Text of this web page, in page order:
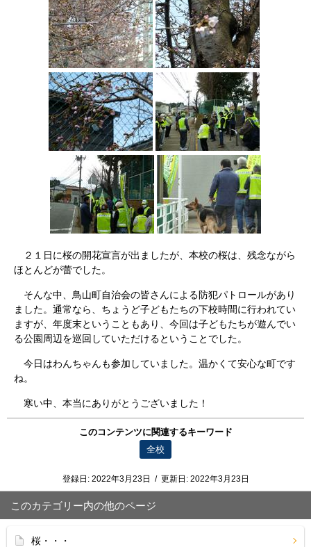
２１日に桜の開花宣言が出ましたが、本校の桜は、残念ながら
ほとんどが蕾でした。
そんな中、鳥山町自治会の皆さんによる防犯パトロールがあり
ました。通常なら、ちょうど子どもたちの下校時間に行われてい
ますが、年度末ということもあり、今回は子どもたちが遊んでい
る公園周辺を巡回していただけるということでした。
今日はわんちゃんも参加していました。温かくて安心な町です
ね。
寒い中、本当にありがとうございました！
このコンテンツに関連するキーワード
全校
登録日: 2022年3月23日 / 更新日: 2022年3月23日
このカテゴリー内の他のページ
桜・・・